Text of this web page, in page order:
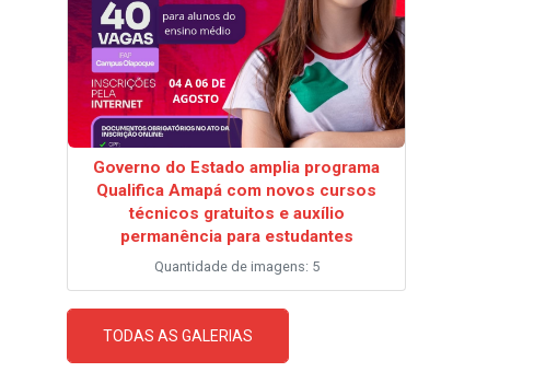
Governo do Estado amplia programa
Qualifica Amapá com novos cursos
técnicos gratuitos e auxílio
permanência para estudantes
Quantidade de imagens: 5
TODAS AS GALERIAS